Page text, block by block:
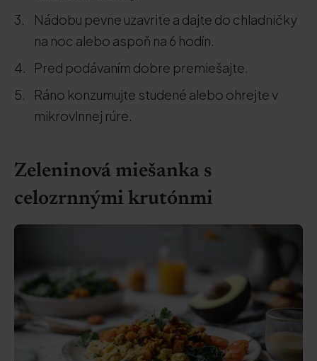
Nádobu pevne uzavrite a dajte do chladničky
na noc alebo aspoň na 6 hodín.
Pred podávaním dobre premiešajte.
Ráno konzumujte studené alebo ohrejte v
mikrovlnnej rúre.
Zeleninová miešanka s
celozrnnými krutónmi